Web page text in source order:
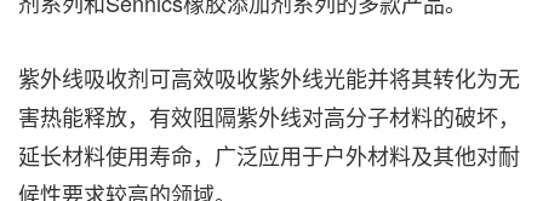
紫外线吸收剂可高效吸收紫外线光能并将其转化为无
害热能释放，有效阻隔紫外线对高分子材料的破坏，
延长材料使用寿命，广泛应用于户外材料及其他对耐
候性要求较高的领域。